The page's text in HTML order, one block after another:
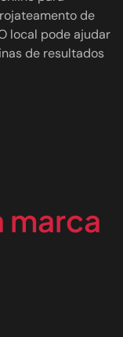
de
local pode ajudar
de resultados
marca